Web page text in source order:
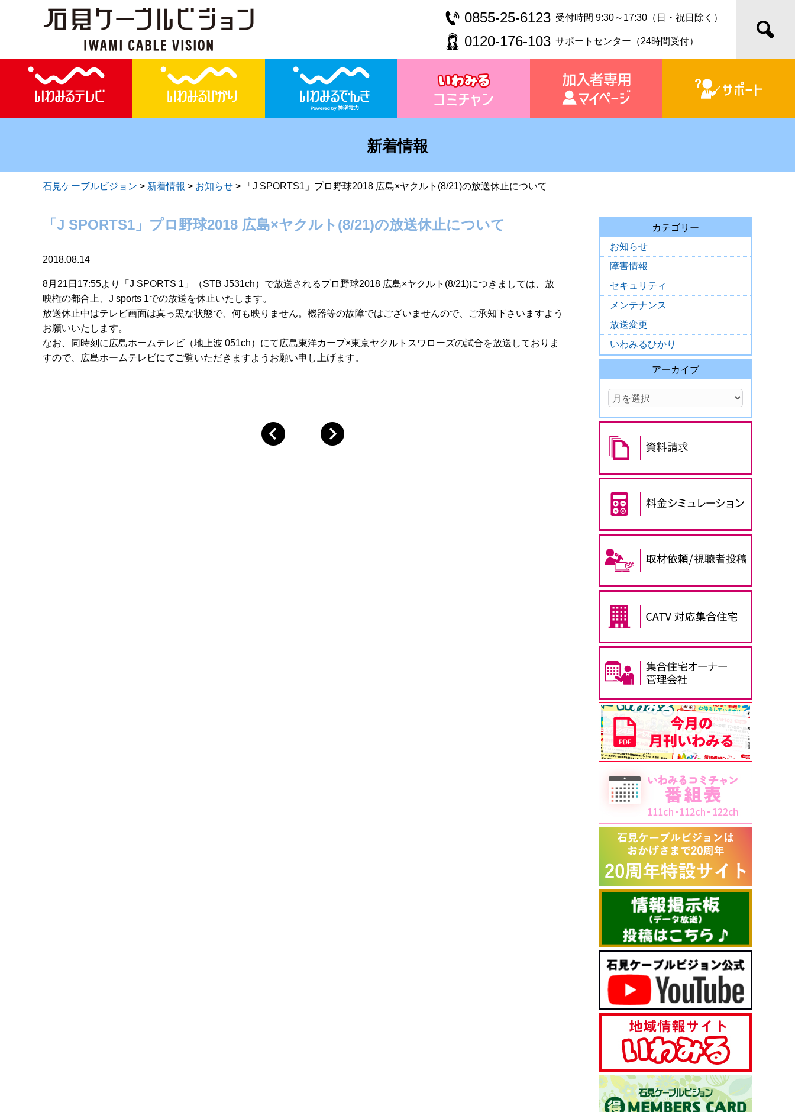
0855-25-6123 受付時間 9:30～17:30（日・祝日除く）
0120-176-103 サポートセンター（24時間受付）
新着情報
石見ケーブルビジョン > 新着情報 > お知らせ > 「J SPORTS1」プロ野球2018 広島×ヤクルト(8/21)の放送休止について
「J SPORTS1」プロ野球2018 広島×ヤクルト(8/21)の放送休止について
2018.08.14
8月21日17:55より「J SPORTS 1」（STB J531ch）で放送されるプロ野球2018 広島×ヤクルト(8/21)につきましては、放
映権の都合上、J sports 1での放送を休止いたします。
放送休止中はテレビ画面は真っ黒な状態で、何も映りません。機器等の故障ではございませんので、ご承知下さいますよう
お願いいたします。
なお、同時刻に広島ホームテレビ（地上波 051ch）にて広島東洋カープ×東京ヤクルトスワローズの試合を放送しておりま
すので、広島ホームテレビにてご覧いただきますようお願い申し上げます。
カテゴリー
お知らせ
障害情報
セキュリティ
メンテナンス
放送変更
いわみるひかり
アーカイブ